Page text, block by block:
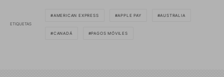
ETIQUETAS
AMERICAN EXPRESS APPLE PAY AUSTRALIA
CANADÁ PAGOS MÓVILES